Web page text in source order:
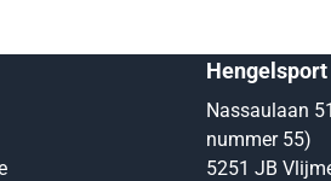
Nassaulaan
nummer 55)
5251 JB